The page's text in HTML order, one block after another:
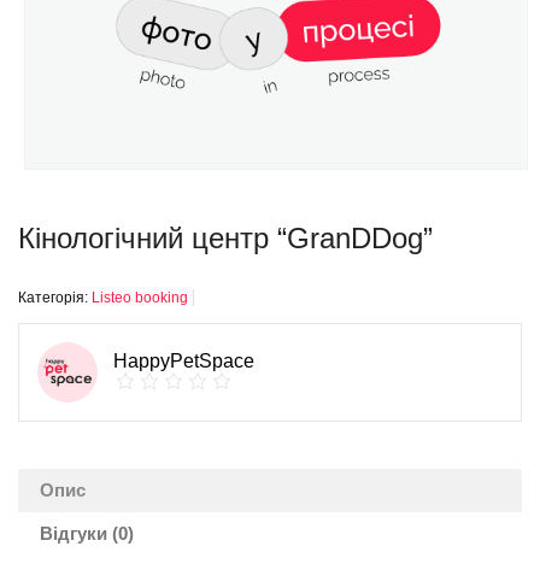
Кінологічний центр “GranDDog”
Категорія: Listeo booking
HappyPetSpace
Опис
Відгуки (0)